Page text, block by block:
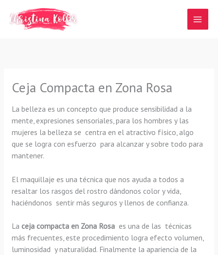
contenido
Ceja Compacta en Zona Rosa
La belleza es un concepto que produce sensibilidad a la
mente, expresiones sensoriales, para los hombres y las
mujeres la belleza se centra en el atractivo físico, algo
que se logra con esfuerzo para alcanzar y sobre todo para
mantener.
El maquillaje es una técnica que nos ayuda a todos a
resaltar los rasgos del rostro dándonos color y vida,
haciéndonos sentir más seguros y llenos de confianza.
La ceja compacta en Zona Rosa es una de las técnicas
más frecuentes, este procedimiento logra efecto volumen,
luminosidad y naturalidad. Finalmente la apariencia de la